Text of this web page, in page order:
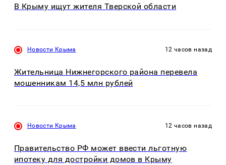
В Крыму ищут жителя Тверской области
Новости Крыма 12 часов назад
Жительница Нижнегорского района перевела
мошенникам 14,5 млн рублей
Новости Крыма 12 часов назад
Правительство РФ может ввести льготную
ипотеку для достройки домов в Крыму